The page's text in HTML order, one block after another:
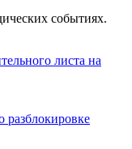
событиях.
листа на